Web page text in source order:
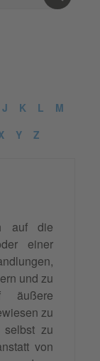
J K L
M
Y Z
auf die
einer
und zu
äußere
zu
zu
von